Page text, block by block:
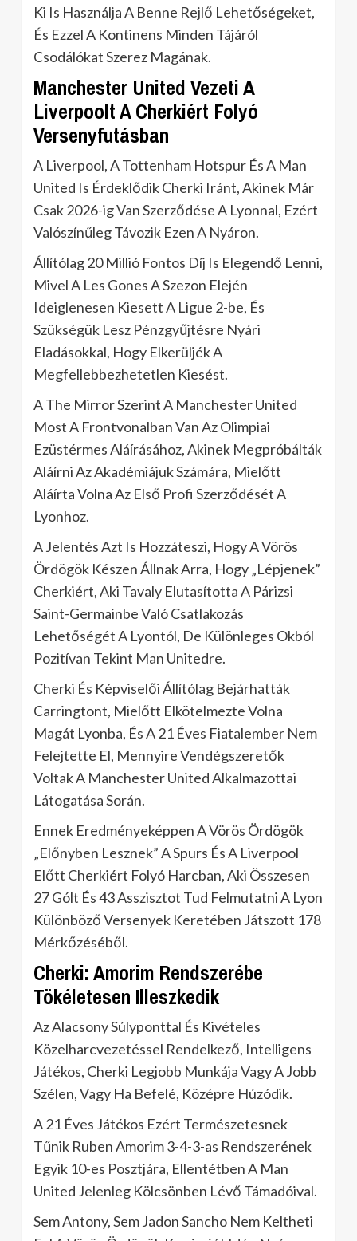
Ki Is Használja A Benne Rejlő Lehetőségeket,
És Ezzel A Kontinens Minden Tájáról
Csodálókat Szerez Magának.
Manchester United Vezeti A
Liverpoolt A Cherkiért Folyó
Versenyfutásban
A Liverpool, A Tottenham Hotspur És A Man
United Is Érdeklődik Cherki Iránt, Akinek Már
Csak 2026-ig Van Szerződése A Lyonnal, Ezért
Valószínűleg Távozik Ezen A Nyáron.
Állítólag 20 Millió Fontos Díj Is Elegendő Lenni,
Mivel A Les Gones A Szezon Elején
Ideiglenesen Kiesett A Ligue 2-be, És
Szükségük Lesz Pénzgyűjtésre Nyári
Eladásokkal, Hogy Elkerüljék A
Megfellebbezhetetlen Kiesést.
A The Mirror Szerint A Manchester United
Most A Frontvonalban Van Az Olimpiai
Ezüstérmes Aláírásához, Akinek Megpróbálták
Aláírni Az Akadémiájuk Számára, Mielőtt
Aláírta Volna Az Első Profi Szerződését A
Lyonhoz.
A Jelentés Azt Is Hozzáteszi, Hogy A Vörös
Ördögök Készen Állnak Arra, Hogy „Lépjenek”
Cherkiért, Aki Tavaly Elutasította A Párizsi
Saint-Germainbe Való Csatlakozás
Lehetőségét A Lyontól, De Különleges Okból
Pozitívan Tekint Man Unitedre.
Cherki És Képviselői Állítólag Bejárhatták
Carringtont, Mielőtt Elkötelmezte Volna
Magát Lyonba, És A 21 Éves Fiatalember Nem
Felejtette El, Mennyire Vendégszeretők
Voltak A Manchester United Alkalmazottai
Látogatása Során.
Ennek Eredményeképpen A Vörös Ördögök
„Előnyben Lesznek” A Spurs És A Liverpool
Előtt Cherkiért Folyó Harcban, Aki Összesen
27 Gólt És 43 Asszisztot Tud Felmutatni A Lyon
Különböző Versenyek Keretében Játszott 178
Mérkőzéséből.
Cherki: Amorim Rendszerébe
Tökéletesen Illeszkedik
Az Alacsony Súlyponttal És Kivételes
Közelharcvezetéssel Rendelkező, Intelligens
Játékos, Cherki Legjobb Munkája Vagy A Jobb
Szélen, Vagy Ha Befelé, Középre Húzódik.
A 21 Éves Játékos Ezért Természetesnek
Tűnik Ruben Amorim 3-4-3-as Rendszerének
Egyik 10-es Posztjára, Ellentétben A Man
United Jelenleg Kölcsönben Lévő Támadóival.
Sem Antony, Sem Jadon Sancho Nem Keltheti